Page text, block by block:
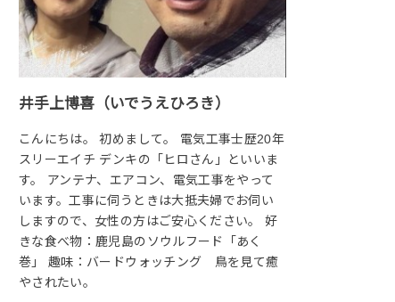
井手上博喜（いでうえひろき）
こんにちは。 初めまして。 電気工事士歴20年
スリーエイチ デンキの「ヒロさん」といいま
す。 アンテナ、エアコン、電気工事をやって
います。工事に伺うときは大抵夫婦でお伺い
しますので、女性の方はご安心ください。 好
きな食べ物：鹿児島のソウルフード「あく
巻」 趣味：バードウォッチング 鳥を見て癒
やされたい。